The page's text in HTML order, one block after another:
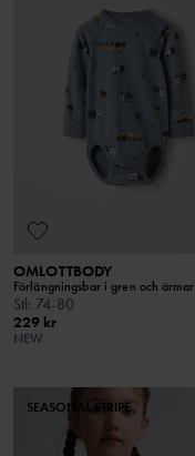
OMLOTTBODY
Förlängningsbar i gren och ärmar
Stl: 74-80
229 kr
NEW
SEASONAL STRIPE